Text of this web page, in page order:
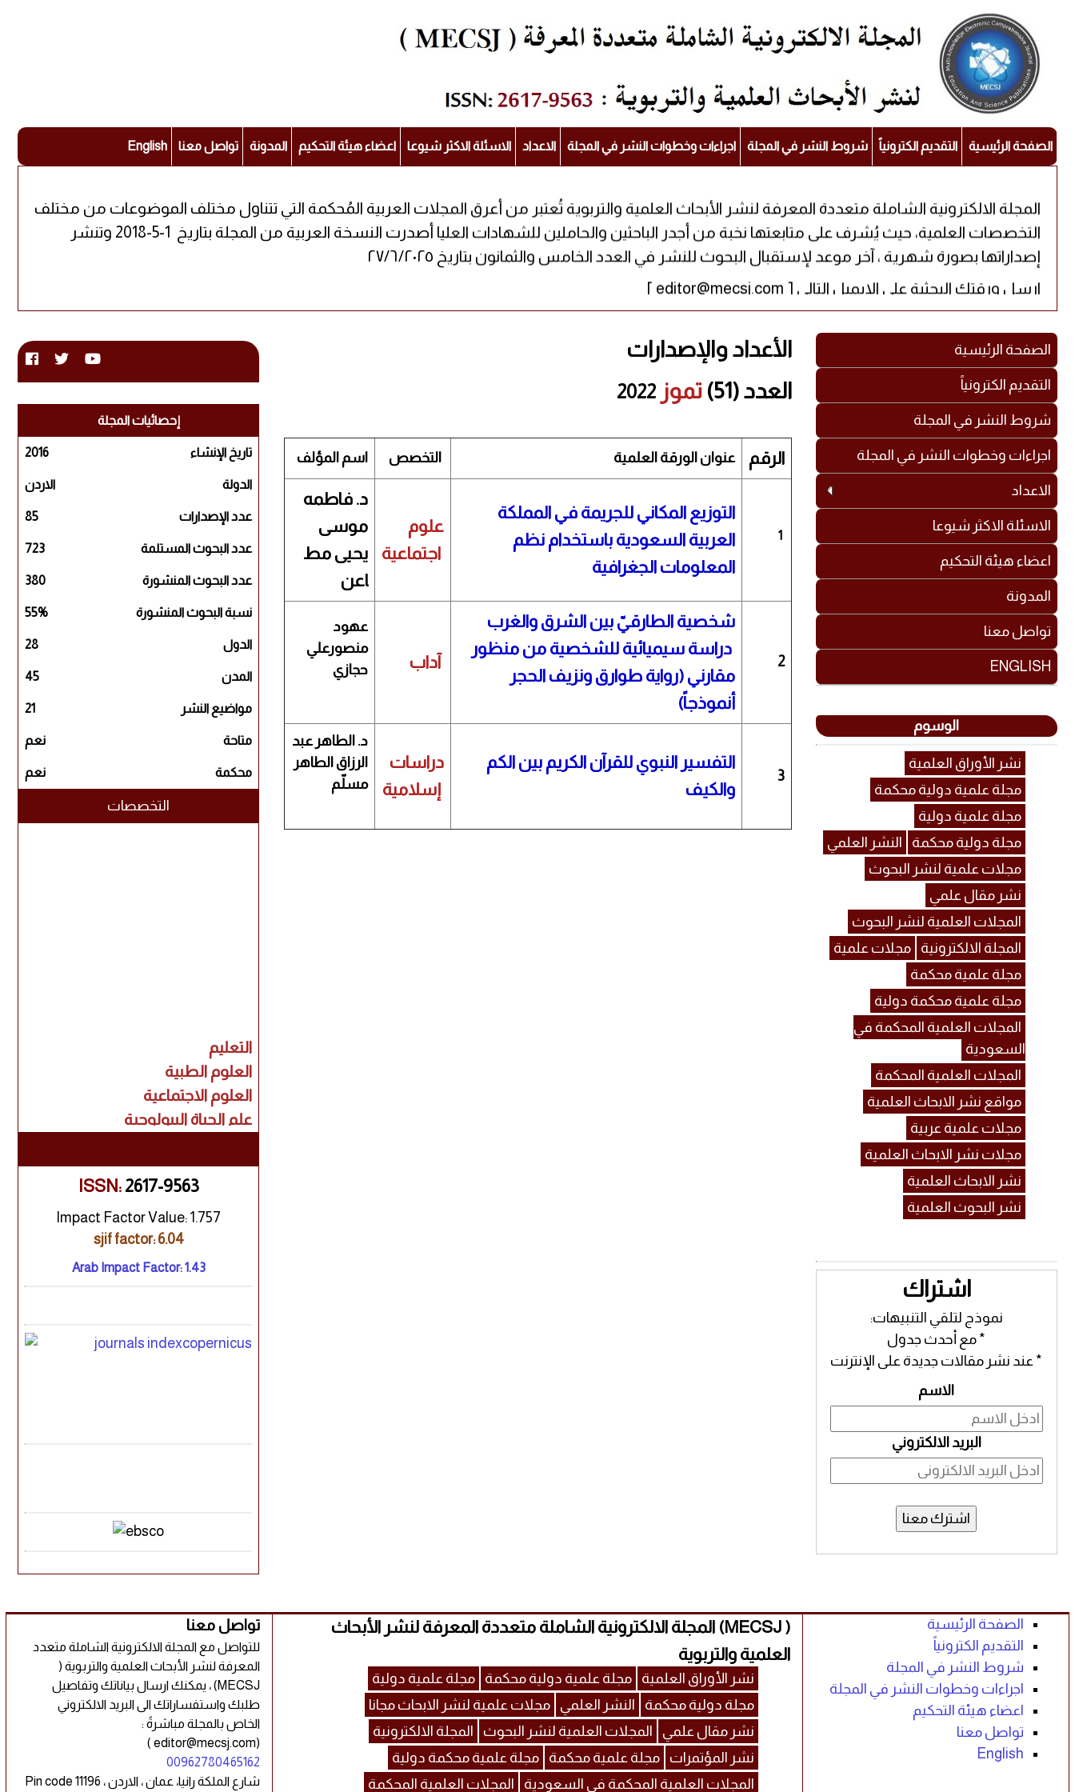
الصفحة الرئيسية التقديم الكترونياً شروط النشر في المجلة اجراءات وخطوات النشر في المجلة الاعداد الاسئلة الاكثر شيوعا اعضاء هيئة التحكيم المدونة تواصل معنا English
المجلة الالكترونية الشاملة متعددة المعرفة لنشر الأبحاث العلمية والتربوية تُعتبر من أعرق المجلات العربية المُحكمة التي تتناول مختلف الموضوعات من مختلف
التخصصات العلمية، حيث يُشرف على متابعتها نخبة من أجدر الباحثين والحاملين للشهادات العليا أصدرت النسخة العربية من المجلة بتاريخ 1-5-2018 وتنشر
إصداراتها بصورة شهرية ، آخر موعد لإستقبال البحوث للنشر في العدد الخامس والثمانون بتاريخ ٢٧/٦/٢٠٢٥
[ editor@mecsj.com ] ارسل ورقتك البحثية على الإيميل التالي
الصفحة الرئيسية
التقديم الكترونياً
شروط النشر في المجلة
اجراءات وخطوات النشر في المجلة
الاعداد
الاسئلة الاكثر شيوعا
اعضاء هيئة التحكيم
المدونة
تواصل معنا
ENGLISH
الوسوم
نشر الأوراق العلمية
مجلة علمية دولية محكمة
مجلة علمية دولية
مجلة دولية محكمة
النشر العلمي
مجلات علمية لنشر البحوث
نشر مقال علمي
المجلات العلمية لنشر البحوث
المجلة الالكترونية
مجلات علمية
مجلة علمية محكمة
مجلة علمية محكمة دولية
المجلات العلمية المحكمة في
السعودية
المجلات العلمية المحكمة
مواقع نشر الابحاث العلمية
مجلات علمية عربية
مجلات نشر الابحاث العلمية
نشر الابحاث العلمية
نشر البحوث العلمية
اشتراك
نموذج لتلقي التنبيهات:
* مع أحدث جدول
* عند نشر مقالات جديدة على الإنترنت
الاسم
البريد الالكتروني
اشترك معنا
الأعداد والإصدارات
العدد (51)
تموز2022
اسم المؤلف التخصص عنوان الورقة العلمية الرقم
د. فاطمه
موسى
يحيى مط​
اعن​
علوم
التوزيع المكاني للجريمة في المملكة
العربية السعودية باستخدام نظم
المعلومات الجغرافية
1
عهود
منصورعلي
حجازي
شخصية الطارقيّ بين الشرق والغرب
دراسة سيميائية للشخصية من منظور
مقارني (رواية طوارق ونزيف الحجر
أنموذجاً)
2
​د. الطاهر عبد
الرزاق الطاهر
مسلّم
دراسات
إسلامية
التفسير النبوي للقرآن الكريم بين الكم
والكيف
3
إحصائيات المجلة
2016 تاريخ الإنشاء
الاردن الدولة
85 عدد الإصدارات
723 عدد البحوث المستلمة
380 عدد البحوث المنشورة
55% نسبة البحوث المنشورة
28 الدول
45 المدن
21 مواضيع النشر
نعم متاحة
نعم محكمة
التخصصات
التعليم
العلوم الطبية
العلوم الاجتماعية
علم الحياة البيولوجية
البحث السريري
الإدارة
ISSN: 2617-9563
Impact Factor Value: 1.757
sjif factor: 6.04
Arab Impact Factor: 1.43
الصفحة الرئيسية
التقديم الكترونياً
شروط النشر في المجلة
اجراءات وخطوات النشر في المجلة
اعضاء هيئة التحكيم
تواصل معنا
English
( MECSJ) المجلة الالكترونية الشاملة متعددة المعرفة لنشر الأبحاث
العلمية والتربوية
نشر الأوراق العلمية مجلة علمية دولية محكمة
مجلة علمية دولية
مجلة دولية محكمة
النشر العلمي
مجلات علمية لنشر الابحاث مجانا
نشر مقال علمي
المجلات العلمية لنشر البحوث
المجلة الالكترونية
نشر المؤتمرات
مجلة علمية محكمة
مجلة علمية محكمة دولية
المجلات العلمية المحكمة في السعودية
المجلات العلمية المحكمة
تواصل معنا
للتواصل مع المجلة الالكترونية الشاملة متعدد
المعرفة لنشر الأبحاث العلمية والتربوية (
MECSJ) ، يمكنك ارسال بياناتك وتفاصيل
طلبك واستفساراتك الى البريد الالكتروني
الخاص بالمجلة مباشرةً :
(editor@mecsj.com )
00962780465162
شارع الملكة رانيا، عمان ، الاردن ، Pin code 11196